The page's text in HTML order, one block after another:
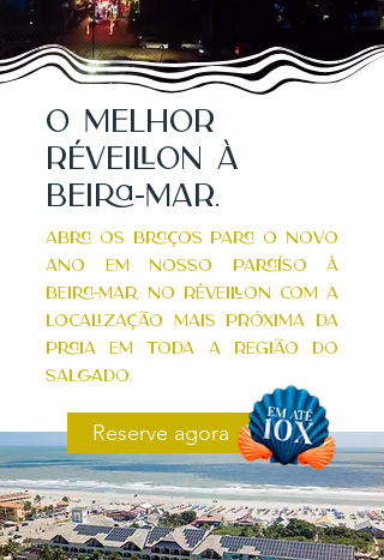
O Melhor
RÉveillon À
Beira-Mar.
Reserve agora
Abra os braÇos para o novo
ano em nosso paraÍso À
beira-mar, nO RÉVEILLON COM a
localizaÇÃo mais prÓxima da
praia em toda a regiÃo DO
SALGADO.